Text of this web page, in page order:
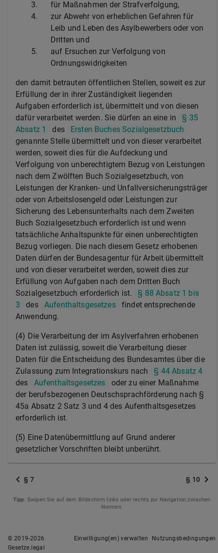
3.
für Maßnahmen der Strafverfolgung,
4.
zur Abwehr von erheblichen Gefahren für
Leib und Leben des Asylbewerbers oder von
Dritten und
5.
auf Ersuchen zur Verfolgung von
Ordnungswidrigkeiten
den damit betrauten öffentlichen Stellen, soweit es zur
Erfüllung der in ihrer Zuständigkeit liegenden
Aufgaben erforderlich ist, übermittelt und von diesen
dafür verarbeitet werden. Sie dürfen an eine in
§ 35
Absatz 1
des
Ersten Buches Sozialgesetzbuch
genannte Stelle übermittelt und von dieser verarbeitet
werden, soweit dies für die Aufdeckung und
Verfolgung von unberechtigtem Bezug von Leistungen
nach dem Zwölften Buch Sozialgesetzbuch, von
Leistungen der Kranken- und Unfallversicherungsträger
oder von Arbeitslosengeld oder Leistungen zur
Sicherung des Lebensunterhalts nach dem Zweiten
Buch Sozialgesetzbuch erforderlich ist und wenn
tatsächliche Anhaltspunkte für einen unberechtigten
Bezug vorliegen. Die nach diesem Gesetz erhobenen
Daten dürfen der Bundesagentur für Arbeit übermittelt
und von dieser verarbeitet werden, soweit dies zur
Erfüllung von Aufgaben nach dem Dritten Buch
Sozialgesetzbuch erforderlich ist.
§ 88 Absatz 1 bis
3
des Aufenthaltsgesetzes
findet entsprechende
Anwendung.
(4) Die Verarbeitung der im Asylverfahren erhobenen
Daten ist zulässig, soweit die Verarbeitung dieser
Daten für die Entscheidung des Bundesamtes über die
Zulassung zum Integrationskurs nach
§ 44 Absatz 4
des
Aufenthaltsgesetzes
oder zu einer Maßnahme
der berufsbezogenen Deutschsprachförderung nach §
45a Absatz 2 Satz 3 und 4 des Aufenthaltsgesetzes
erforderlich ist.
(5) Eine Datenübermittlung auf Grund anderer
gesetzlicher Vorschriften bleibt unberührt.
§ 7 § 10
Tipp: Swipen Sie auf dem Bildschirm links oder rechts zur Navigation zwischen
Normen.
© 2019-2026
Gesetze.legal
Einwilligung(en) verwalten Nutzungsbedingungen